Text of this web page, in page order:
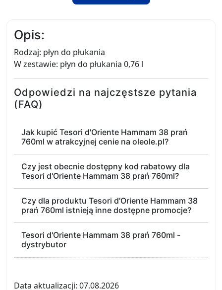
Opis:
Rodzaj: płyn do płukania
W zestawie: płyn do płukania 0,76 l
Odpowiedzi na najczęstsze pytania
(FAQ)
Jak kupić Tesori d'Oriente Hammam 38 prań
760ml w atrakcyjnej cenie na oleole.pl?
Czy jest obecnie dostępny kod rabatowy dla
Tesori d'Oriente Hammam 38 prań 760ml?
Czy dla produktu Tesori d'Oriente Hammam 38
prań 760ml istnieją inne dostępne promocje?
Tesori d'Oriente Hammam 38 prań 760ml -
dystrybutor
Data aktualizacji: 07.08.2026